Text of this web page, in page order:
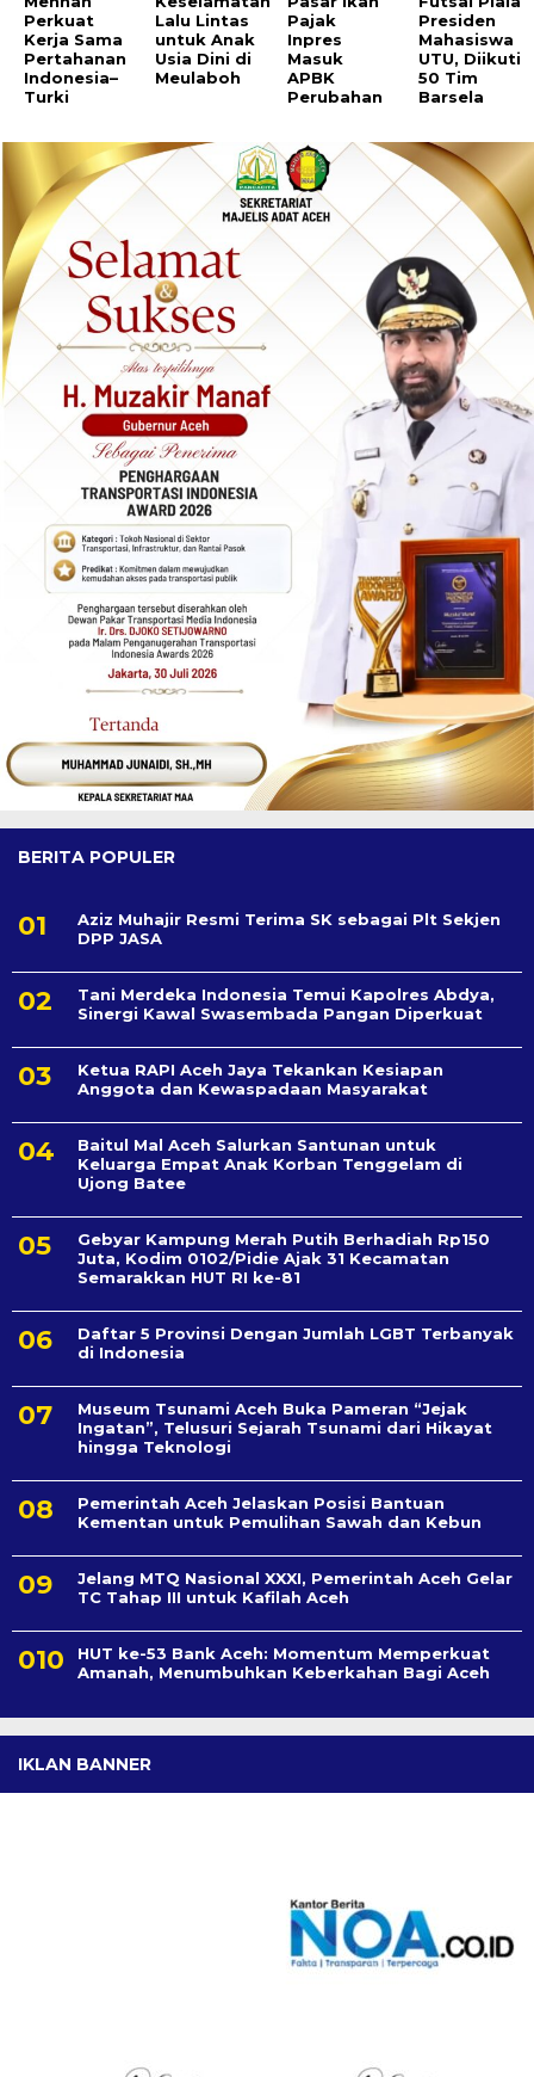
Perkuat
Kerja Sama
Pertahanan
Indonesia–
Turki
Lalu Lintas
untuk Anak
Usia Dini di
Meulaboh
Pajak
Inpres
Masuk
APBK
Perubahan
Presiden
Mahasiswa
UTU, Diikuti
50 Tim
Barsela
BERITA POPULER
Aziz Muhajir Resmi Terima SK sebagai Plt Sekjen
DPP JASA
Tani Merdeka Indonesia Temui Kapolres Abdya,
Sinergi Kawal Swasembada Pangan Diperkuat
Ketua RAPI Aceh Jaya Tekankan Kesiapan
Anggota dan Kewaspadaan Masyarakat
Baitul Mal Aceh Salurkan Santunan untuk
Keluarga Empat Anak Korban Tenggelam di
Ujong Batee
Gebyar Kampung Merah Putih Berhadiah Rp150
Juta, Kodim 0102/Pidie Ajak 31 Kecamatan
Semarakkan HUT RI ke-81
Daftar 5 Provinsi Dengan Jumlah LGBT Terbanyak
di Indonesia
Museum Tsunami Aceh Buka Pameran “Jejak
Ingatan”, Telusuri Sejarah Tsunami dari Hikayat
hingga Teknologi
Pemerintah Aceh Jelaskan Posisi Bantuan
Kementan untuk Pemulihan Sawah dan Kebun
Jelang MTQ Nasional XXXI, Pemerintah Aceh Gelar
TC Tahap III untuk Kafilah Aceh
HUT ke-53 Bank Aceh: Momentum Memperkuat
Amanah, Menumbuhkan Keberkahan Bagi Aceh
IKLAN BANNER